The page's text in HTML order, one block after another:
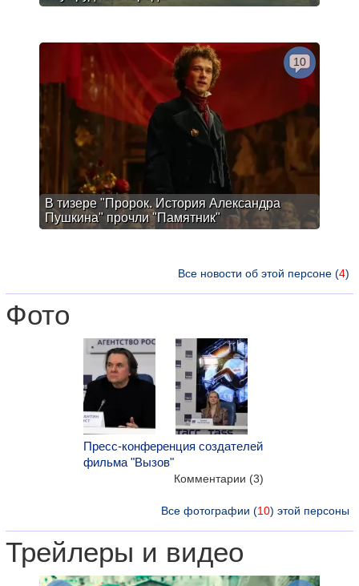
В тизере "Пророк. История Александра
Пушкина" прочли "Памятник"
10
Все новости об этой персоне (4)
Фото
Пресс-конференция создателей
фильма "Вызов"
Комментарии (3)
Все фотографии (10) этой персоны
Трейлеры и видео